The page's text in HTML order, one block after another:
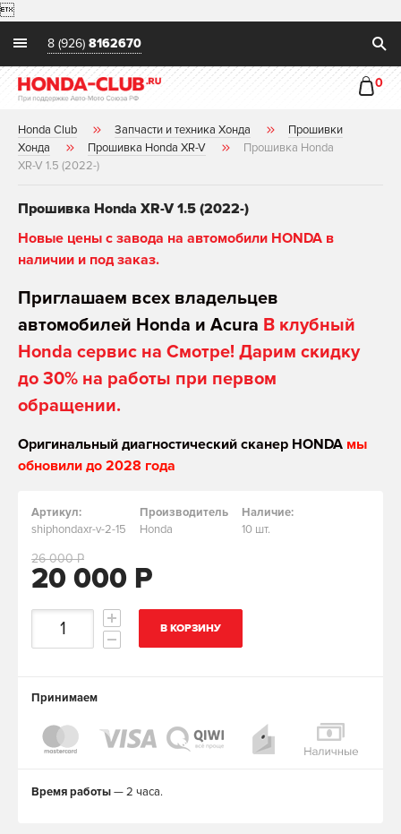

8 (926) 8162670
0
Honda Club Запчасти и техника Хонда
Прошивки
Хонда
Прошивка Honda XR-V
Прошивка Honda
XR-V 1.5 (2022-)
Прошивка Honda XR-V 1.5 (2022-)
Новые цены с завода на автомобили HONDA в
наличии и под заказ.
Приглашаем всех владельцев
автомобилей Honda и Acura В клубный
Honda сервис на Смотре! Дарим скидку
до 30% на работы при первом
обращении.
Оригинальный диагностический сканер HONDA мы
обновили до 2028 года
Артикул:
shiphondaxr-v-2-15
Производитель
Honda
Наличие:
10 шт.
20 000 Р
26 000 Р
В КОРЗИНУ
Принимаем
Время работы— 2 часа.